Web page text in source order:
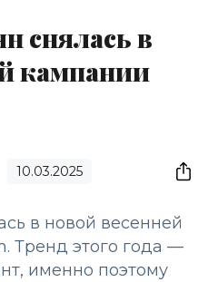
снялась в
кампании
10.03.2025
в новой весенней
Тренд этого года —
именно поэтому